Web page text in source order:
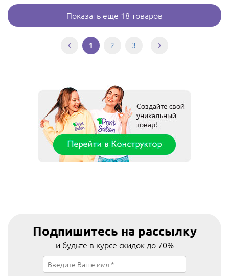
Показать еще 18 товаров
1 2 3
Подпишитесь на рассылку
и будьте в курсе скидок до 70%